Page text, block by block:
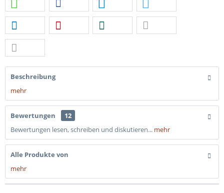
Beschreibung
mehr
Bewertungen
12
Bewertungen lesen, schreiben und diskutieren... mehr
Alle Produkte von
mehr